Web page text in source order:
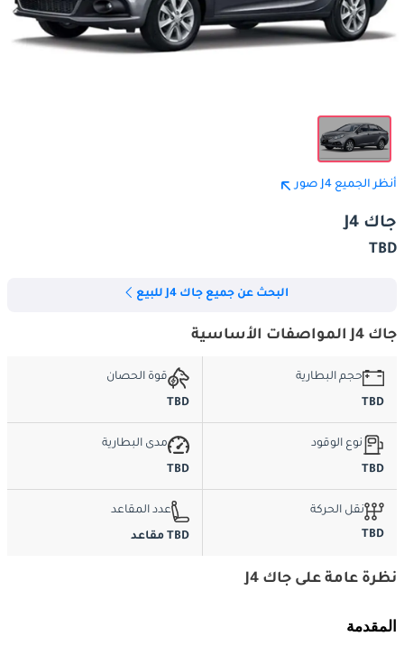
أنظر الجميع J4 صور
جاك J4
TBD
البحث عن جميع جاك J4 للبيع
جاك J4 المواصفات الأساسية
حجم البطارية
TBD
قوة الحصان
TBD
نوع الوقود
TBD
مدى البطارية
TBD
نقل الحركة
TBD
عدد المقاعد
TBD مقاعد
نظرة عامة على جاك J4
المقدمة